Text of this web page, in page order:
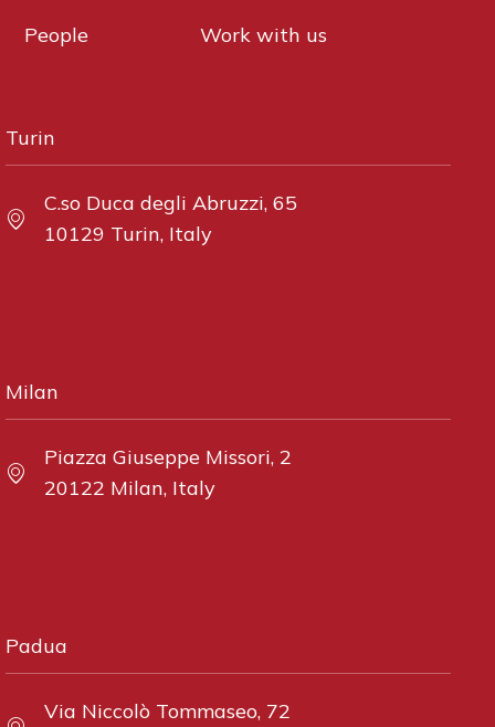
People
Work with us
Turin
C.so Duca degli Abruzzi, 65
10129 Turin, Italy
Milan
Piazza Giuseppe Missori, 2
20122 Milan, Italy
Padua
Via Niccolò Tommaseo, 72